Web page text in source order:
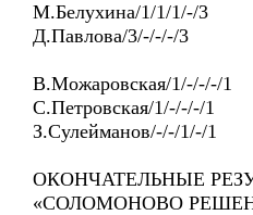
М.Белухина/1/1/1/-/3
Д.Павлова/3/-/-/-/3
В.Можаровская/1/-/-/-/1
С.Петровская/1/-/-/-/1
З.Сулейманов/-/-/1/-/1
ОКОНЧАТЕЛЬНЫЕ
«СОЛОМОНОВО